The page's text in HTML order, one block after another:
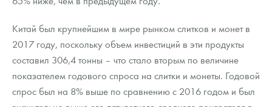
Китай был крупнейшим в мире рынком слитков и монет в
2017 году, поскольку объем инвестиций в эти продукты
составил 306,4 тонны – что стало вторым по величине
показателем годового спроса на слитки и монеты. Годовой
спрос был на 8% выше по сравнению с 2016 годом и был